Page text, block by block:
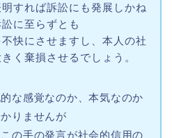
すれば訴訟にも発展しかね
に至らずとも
快にさせますし、本人の社
く棄損させるでしょう。
な感覚なのか、本気なのか
りませんが
の手の発言が社会的信用の